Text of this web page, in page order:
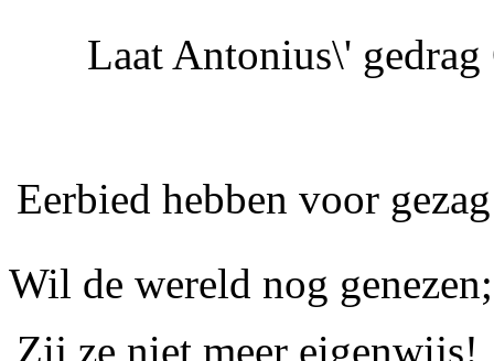
LaatAntonius\' gedrag
Eerbied hebben voor gezag
Wil de wereld nog genezen;
Zij ze niet meer eigenwijs!